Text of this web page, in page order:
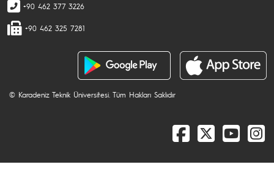
+90 462 377 3226
+90 462 325 7281
© Karadeniz Teknik Üniversitesi. Tüm Hakları Saklıdır